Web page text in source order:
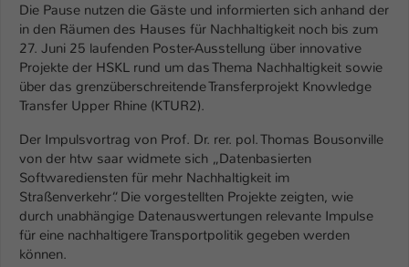
Die Pause nutzen die Gäste und informierten sich anhand der
in den Räumen des Hauses für Nachhaltigkeit noch bis zum
27. Juni 25 laufenden Poster-Ausstellung über innovative
Projekte der HSKL rund um das Thema Nachhaltigkeit sowie
über das grenzüberschreitende Transferprojekt Knowledge
Transfer Upper Rhine (KTUR2).
Der Impulsvortrag von Prof. Dr. rer. pol. Thomas Bousonville
von der htw saar widmete sich „Datenbasierten
Softwarediensten für mehr Nachhaltigkeit im
Straßenverkehr“. Die vorgestellten Projekte zeigten, wie
durch unabhängige Datenauswertungen relevante Impulse
für eine nachhaltigere Transportpolitik gegeben werden
können.
Name fe_typo_user / PHPSESSID
Anbieter TYPO3
Laufzeit 1 Woche
Zweck
Dieses Cookie ist ein Standard-Session-
Cookie von TYPO3. Es speichert im Fall
eines Intranet-Logins die Session-ID. So
kann der eingeloggte Benutzer
wiedererkannt werden und es wird ihm
Zugang zu geschützten Bereichen